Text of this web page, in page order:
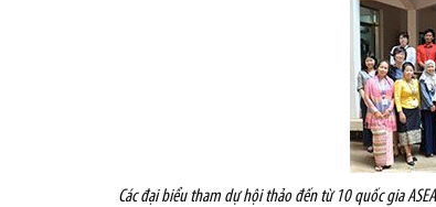
Các đại biểu tham dự hội thảo đến từ 10 quốc gia